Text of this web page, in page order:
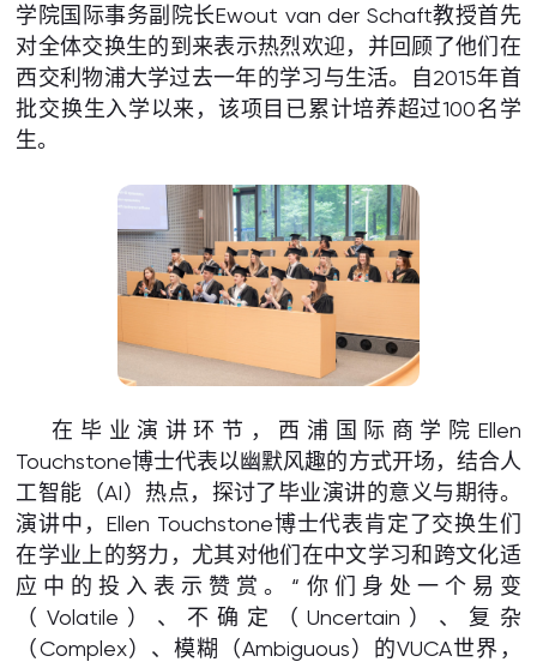
学院国际事务副院长Ewout van der Schaft教授首先
对全体交换生的到来表示热烈欢迎，并回顾了他们在
西交利物浦大学过去一年的学习与生活。自2015年首
批交换生入学以来，该项目已累计培养超过100名学
生。
在毕业演讲环节，西浦国际商学院Ellen
Touchstone博士代表以幽默风趣的方式开场，结合人
工智能（AI）热点，探讨了毕业演讲的意义与期待。
演讲中，Ellen Touchstone博士代表肯定了交换生们
在学业上的努力，尤其对他们在中文学习和跨文化适
应中的投入表示赞赏。“你们身处一个易变
（Volatile）、不确定（Uncertain）、复杂
（Complex）、模糊（Ambiguous）的VUCA世界，